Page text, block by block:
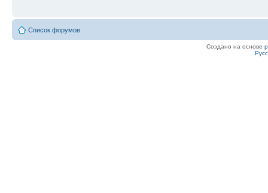
Список форумов
Создано на основе